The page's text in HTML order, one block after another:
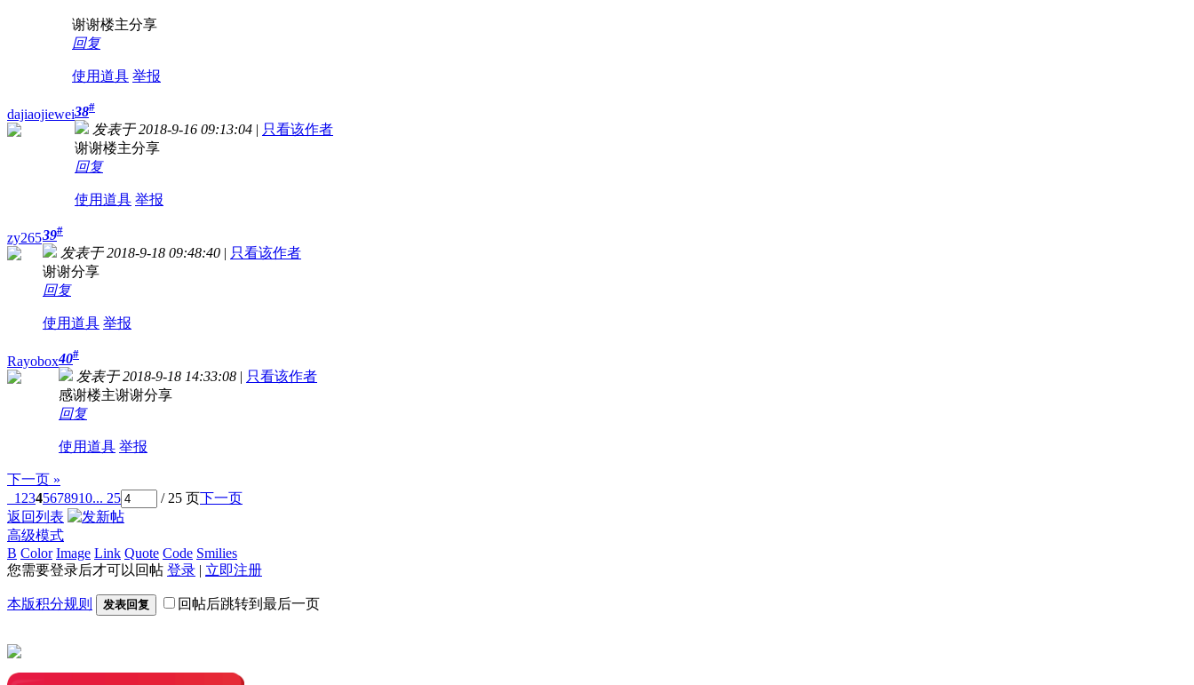
谢谢楼主分享
回复
使用道具 举报
dajiaojiewei38#
发表于 2018-9-16 09:13:04 | 只看该作者
谢谢楼主分享
回复
使用道具 举报
zy26539#
发表于 2018-9-18 09:48:40 | 只看该作者
谢谢分享
回复
使用道具 举报
Rayobox40#
发表于 2018-9-18 14:33:08 | 只看该作者
感谢楼主谢谢分享
回复
使用道具 举报
下一页 »
1 2345678910... 25 / 25 页下一页
返回列表
高级模式
B Color Image Link Quote Code Smilies
您需要登录后才可以回帖 登录 | 立即注册
本版积分规则 发表回复 回帖后跳转到最后一页